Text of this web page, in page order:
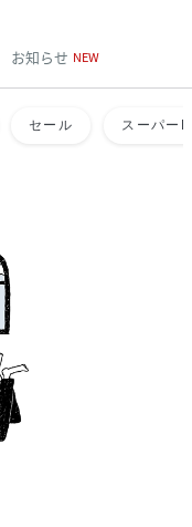
お知らせ NEW
セール スーパー